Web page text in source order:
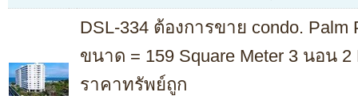
DSL-334 ต้องการขาย condo. Palm
ขนาด = 159 Square Meter 3 นอน 2
ราคาทรัพย์ถูก